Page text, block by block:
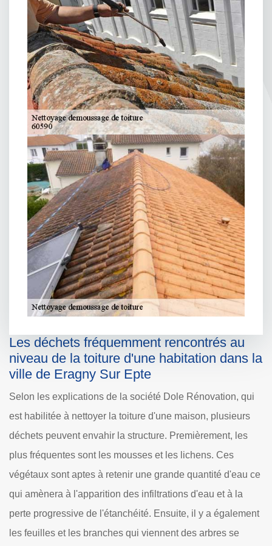
Les déchets fréquemment rencontrés au
niveau de la toiture d'une habitation dans la
ville de Eragny Sur Epte
Selon les explications de la société Dole Rénovation, qui
est habilitée à nettoyer la toiture d'une maison, plusieurs
déchets peuvent envahir la structure. Premièrement, les
plus fréquentes sont les mousses et les lichens. Ces
végétaux sont aptes à retenir une grande quantité d'eau ce
qui amènera à l'apparition des infiltrations d'eau et à la
perte progressive de l'étanchéité. Ensuite, il y a également
les feuilles et les branches qui viennent des arbres se